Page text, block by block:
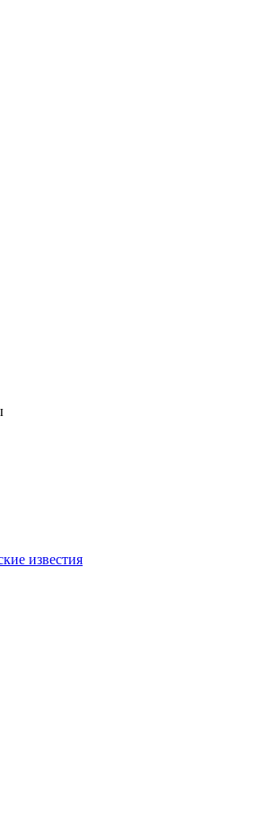
известия